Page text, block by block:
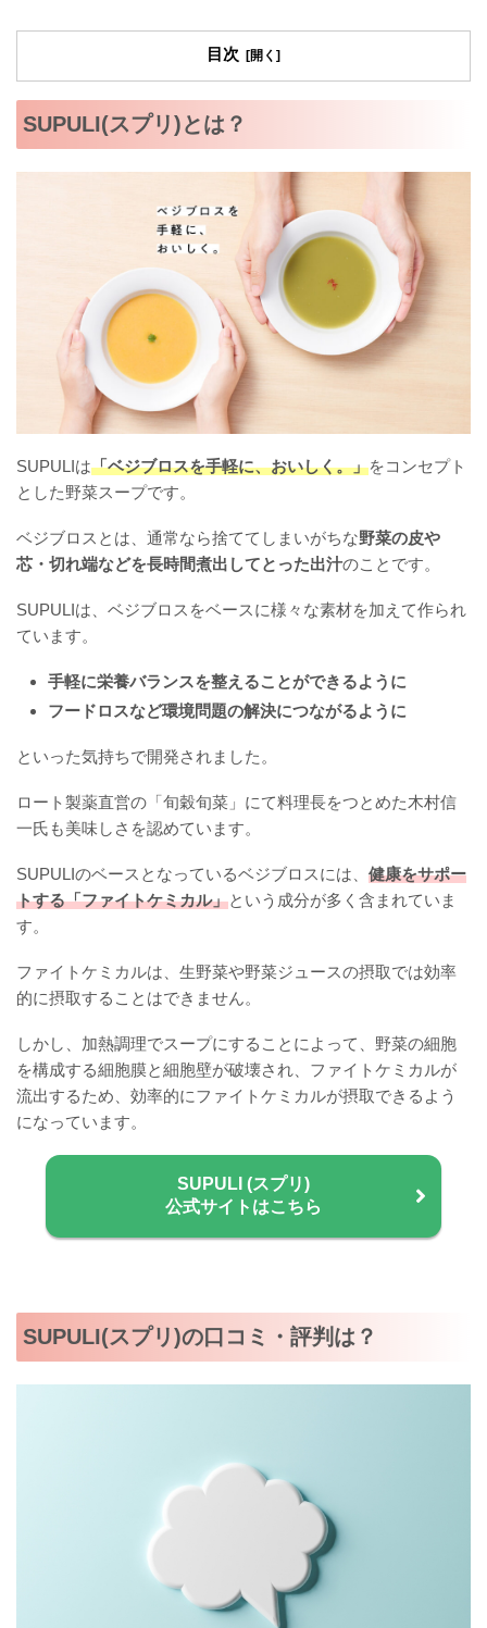
目次
SUPULI(スプリ)とは？
SUPULIは「ベジブロスを手軽に、おいしく。」をコンセプト
とした野菜スープです。
ベジブロスとは、通常なら捨ててしまいがちな野菜の皮や
芯・切れ端などを長時間煮出してとった出汁のことです。
SUPULIは、ベジブロスをベースに様々な素材を加えて作られ
ています。
手軽に栄養バランスを整えることができるように
フードロスなど環境問題の解決につながるように
といった気持ちで開発されました。
ロート製薬直営の「旬穀旬菜」にて料理長をつとめた木村信
一氏も美味しさを認めています。
SUPULIのベースとなっているベジブロスには、 健康をサポー
トする「ファイトケミカル」という成分が多く含まれていま
す。
ファイトケミカルは、生野菜や野菜ジュースの摂取では効率
的に摂取することはできません。
しかし、加熱調理でスープにすることによって、野菜の細胞
を構成する細胞膜と細胞壁が破壊され、ファイトケミカルが
流出するため、効率的にファイトケミカルが摂取できるよう
になっています。
SUPULI (スプリ)
公式サイトはこちら
SUPULI(スプリ)の口コミ・評判は？